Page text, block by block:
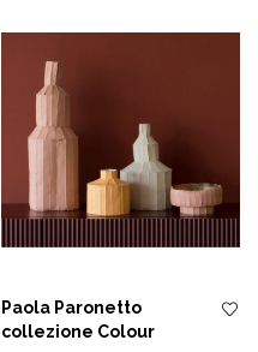
Paola Paronetto
collezione Colour